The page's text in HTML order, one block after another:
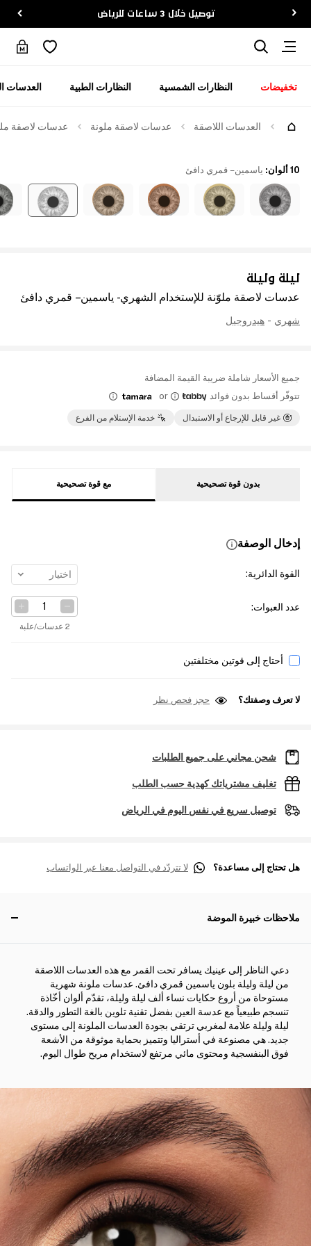
توصيل خلال 3 ساعات للرياض
تخفيضات النظارات الشمسية النظارات الطبية العدسات
العدسات اللاصقة عدسات لاصقة ملونة عدسات لاصقة
ليلة وليلة
عدسات لاصقة ملوّنة للإستخدام الشهري - ياسمين – قمري دافئ
شهري - هيدروجيل
جميع الأسعار شاملة ضريبة القيمة المضافة
تتوفّر أقساط بدون فوائد
or
غير قابل للإرجاع أو الاستبدال خدمة الإستلام من الفرع
10 ألوان : ياسمين – قمري دافئ
بدون قوة تصحيحية مع قوة تصحيحية
إدخال الوصفة
القوة الدائرية: اختيار
عدد العبوات:
2 عدسات/علبة
أحتاج إلى قوتين مختلفتين
لا تعرف وصفتك؟ حجز فحص نظر
شحن مجاني على جميع الطلبات
تغليف مشترياتك كهدية حسب الطلب
توصيل سريع في نفس اليوم في الرياض
هل تحتاج إلى مساعدة؟ لا تتردّد في التواصل معنا عبر الواتساب
ملاحظات خبيرة الموضة
دعي الناظر إلى عينيك يسافر تحت القمر مع هذه العدسات اللاصقة
من ليلة وليلة بلون ياسمين قمري دافئ. عدسات ملونة شهرية
مستوحاة من أروع حكايات نساء ألف ليلة وليلة، تقدّم ألوان أخّاذة
تنسجم طبيعياً مع عدسة العين بفضل تقنية تلوين بالغة التطور والدقة.
ليلة وليلة علامة لمغربي ترتقي بجودة العدسات الملونة إلى مستوى
جديد. هي مصنوعة في أستراليا وتتميز بحماية موثوقة من الأشعة
فوق البنفسجية ومحتوى مائي مرتفع لاستخدام مريح طوال اليوم.